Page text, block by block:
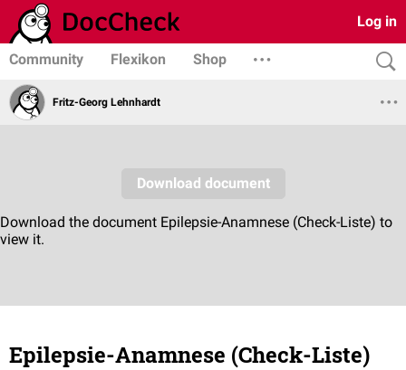
Log in
Community Flexikon Shop
Fritz-Georg Lehnhardt
Epilepsie-Anamnese (Check-Liste)